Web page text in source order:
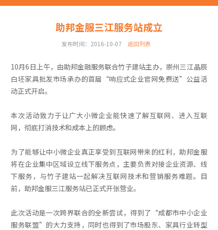
助邦金服三江服务站成立
发布时间：2016-10-07 返回列表
10月6日上午，由助邦金融服务联合竹子建站主办，崇州三江晶辰
白坯家具批发市场承办的首届“响应式企业官网免费送”公益活
动正式开启。
本次活动致力于让广大小微企业能快速了解互联网、进入互联
网，彻底打消技术和成本上的顾虑。
为了能够让中小微企业真正享受到互联网带来的红利，助邦金服
将在企业集中区域设立线下服务点，主要负责对接企业资源、线
下服务，与竹子建站一起解决互联网技术和营销服务难题。目
前，助邦金服三江服务站已正式开张营业。
此次活动是一次跨界联合的全新尝试，得到了“成都市中小企业
服务联盟”的大力支持，同时也得到了市场股东、家具行业转型